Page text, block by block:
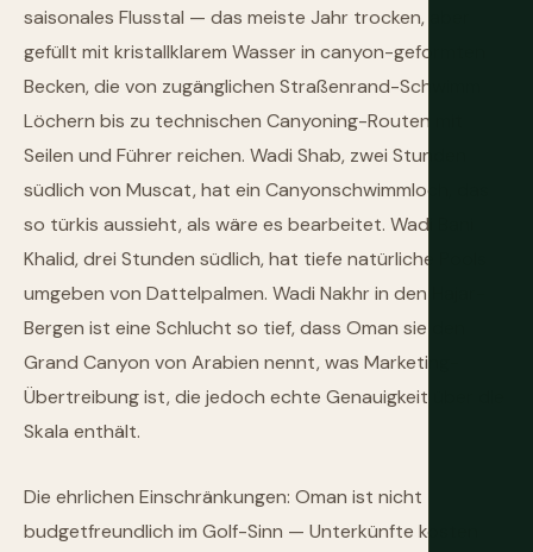
saisonales Flusstal — das meiste Jahr trocken, aber
gefüllt mit kristallklarem Wasser in canyon-geformten
Becken, die von zugänglichen Straßenrand-Schwimm
Löchern bis zu technischen Canyoning-Routen mit
Seilen und Führer reichen. Wadi Shab, zwei Stunden
südlich von Muscat, hat ein Canyonschwimmloch, das
so türkis aussieht, als wäre es bearbeitet. Wadi Bani
Khalid, drei Stunden südlich, hat tiefe natürliche Pools
umgeben von Dattelpalmen. Wadi Nakhr in den Hajar-
Bergen ist eine Schlucht so tief, dass Oman sie den
Grand Canyon von Arabien nennt, was Marketing-
Übertreibung ist, die jedoch echte Genauigkeit über die
Skala enthält.
Die ehrlichen Einschränkungen: Oman ist nicht
budgetfreundlich im Golf-Sinn — Unterkünfte kosten